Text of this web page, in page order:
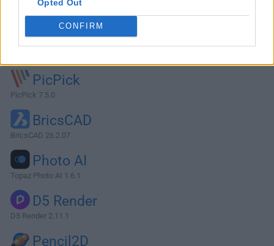
Opted Out
CONFIRM
Alternativas y Software Similar
PicPick
PicPick 7.5.0
BricsCAD
BricsCAD 26.2.07
Photo AI
Topaz Photo AI 1.6.1
D5 Render
D5 Render 2.11.1
Pencil2D